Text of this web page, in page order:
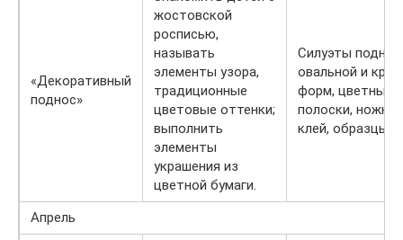
«Декоративный
поднос»
жостовской
росписью,
называть
элементы узора,
традиционные
цветовые оттенки;
выполнить
элементы
украшения из
цветной бумаги.
Силуэты
овальной и
форм, цветные
полоски,
клей, образцы.
Апрель